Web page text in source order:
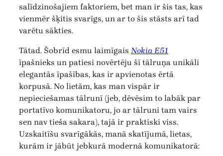
salīdzinošajiem faktoriem, bet man ir šis tas, kas
vienmēr šķitis svarīgs, un ar to šis stāsts arī tad
varētu sākties.
Tātad. Šobrīd esmu laimīgais Nokia E51
īpašnieks un patiesi novērtēju šī tālruņa unikāli
elegantās īpašības, kas ir apvienotas ērtā
korpusā. No lietām, kas man vispār ir
nepieciešamas tālrunī (jeb, dēvēsim to labāk par
portatīvo komunikatoru, jo ar tālruni tam vairs
sen nav tieša sakara), tajā ir praktiski viss.
Uzskaitīšu svarīgākās, manā skatījumā, lietas,
kurām ir jābūt jebkurā modernā komunikatorā: